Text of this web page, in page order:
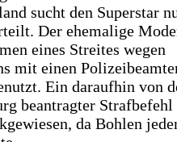
sucht den Superstar
Der ehemalige
eines Streites wegen
mit einen
Ein daraufhin von
beantragter Strafbefehl
da Bohlen